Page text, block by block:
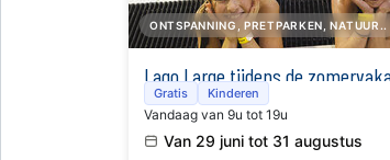
ONTSPANNING, PRETPARKEN, NATUUR..
Lago Large tijdens de
Gratis Kinderen
Vandaag van 9u tot 19u
Van 29 juni tot 31 augustus